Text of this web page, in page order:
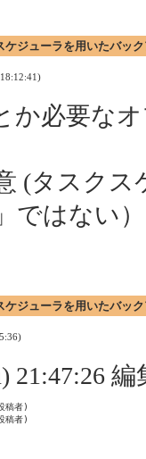
ケジューラを用いたバッ
か必要な
(タスク
ではない）
ケジューラを用いたバッ
21:47:26
者)
者)